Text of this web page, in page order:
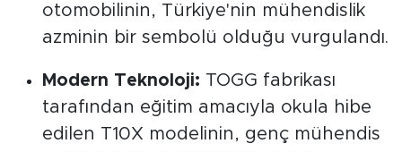
otomobilinin, Türkiye'nin mühendislik
azminin bir sembolü olduğu vurgulandı.
Modern Teknoloji: TOGG fabrikası
tarafından eğitim amacıyla okula hibe
edilen T10X modelinin, genç mühendis